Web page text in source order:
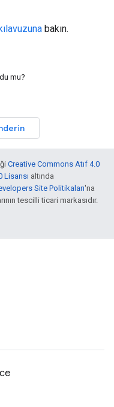
bakın.
mu?
Creative Commons Atıf 4.0
Lisansı altında
Site Politikaları'na
tescilli ticari markasıdır.